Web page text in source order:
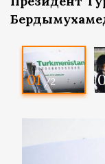
01 /2